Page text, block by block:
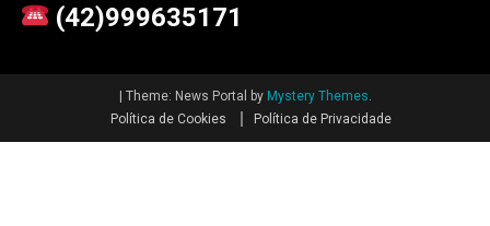
(42)999635171
| Theme: News Portal by Mystery Themes
Política de Cookies
Política de Privacidade